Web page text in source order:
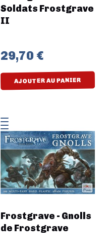
Soldats Frostgrave
II
29,70 €
AJOUTER AU PANIER
Frostgrave - Gnolls
de Frostgrave